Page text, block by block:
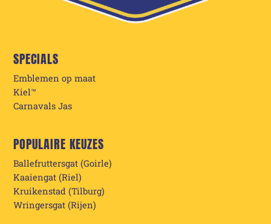
SPECIALS
Emblemen op maat
Kiel™
Carnavals Jas
POPULAIRE KEUZES
Ballefruttersgat (Goirle)
Kaaiengat (Riel)
Kruikenstad (Tilburg)
Wringersgat (Rijen)